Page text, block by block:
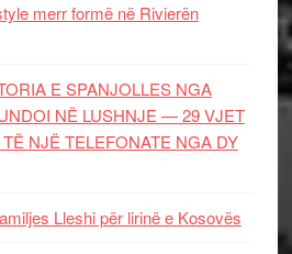
merr formë në Rivierën
E SPANJOLLES NGA
NË LUSHNJE — 29 VJET
NJË TELEFONATE NGA DY
Lleshi për lirinë e Kosovës